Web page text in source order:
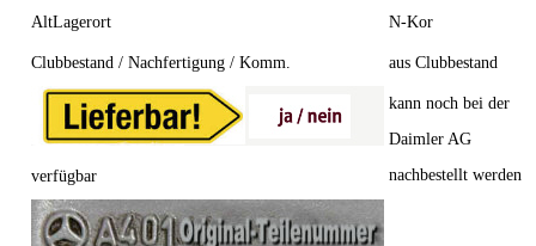
AltLagerort N-Kor
Clubbestand / Nachfertigung / Komm. aus Clubbestand
verfügbar
kann noch bei der
Daimler AG
nachbestellt werden